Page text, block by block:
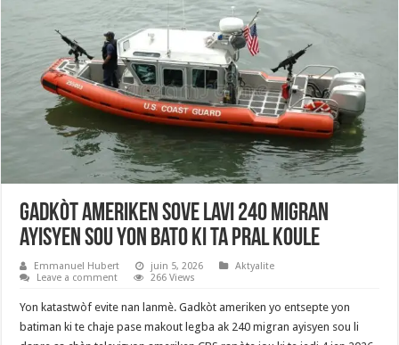
Gadkòt ameriken sove lavi 240 migran
ayisyen sou yon bato ki ta pral koule
Emmanuel Hubert juin 5, 2026
Aktyalite
Leave a comment
266 Views
Yon katastwòf evite nan lanmè. Gadkòt ameriken yo entsepte yon
batiman ki te chaje pase makout legba ak 240 migran ayisyen sou li